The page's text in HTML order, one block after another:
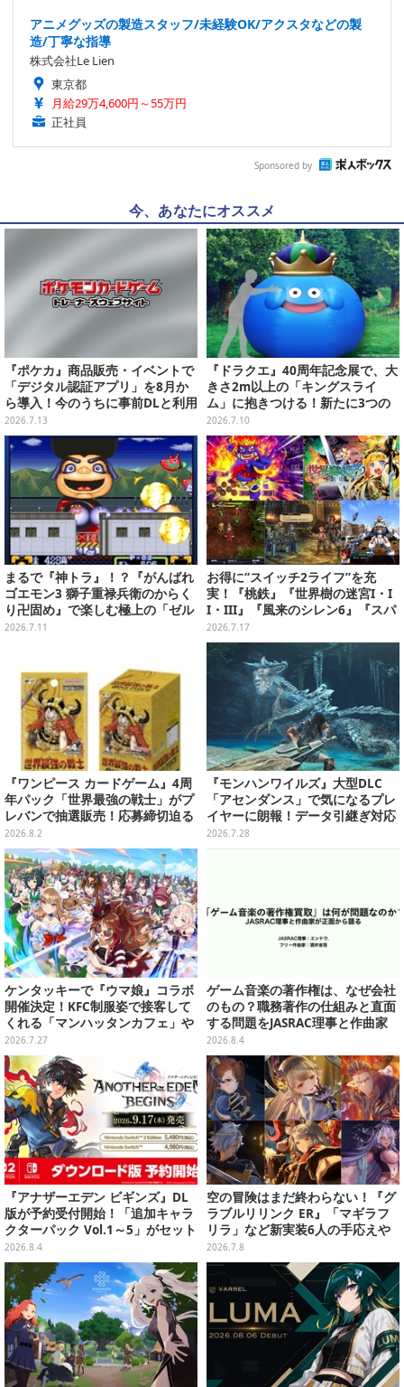
アニメグッズの製造スタッフ/未経験OK/アクスタなどの製
造/丁寧な指導
株式会社Le Lien
東京都
月給29万4,600円～55万円
正社員
Sponsored by
今、あなたにオススメ
『ポケカ』商品販売・イベントで
「デジタル認証アプリ」を8月か
ら導入！今のうちに事前DLと利用
登録をお願い
2026.7.13
『ドラクエ』40周年記念展で、大
きさ2m以上の「キングスライ
ム」に抱きつける！新たに3つの
展示や、コラボレストランが公開
2026.7.10
まるで『神トラ』！？『がんばれ
ゴエモン3 獅子重禄兵衛のからく
り卍固め』で楽しむ極上の「ゼル
ダ要素」
2026.7.11
お得に“スイッチ2ライフ”を充
実！『桃鉄』『世界樹の迷宮I・I
I・III』『風来のシレン6』『スパ
ロボY』が3,278円─ゲオ店舗のゲ
ームセールを現地調査
2026.7.17
『ワンピース カードゲーム』4周
年パック「世界最強の戦士」がプ
レバンで抽選販売！応募締切迫る
2026.8.2
『モンハンワイルズ』大型DLC
「アセンダンス」で気になるプレ
イヤーに朗報！データ引継ぎ対応
の「序盤体験版」が配信決定
2026.7.28
ケンタッキーで『ウマ娘』コラボ
開催決定！KFC制服姿で接客して
くれる「マンハッタンカフェ」や
「ダンツフレーム」たちが可愛い
2026.7.27
ゲーム音楽の著作権は、なぜ会社
のもの？職務著作の仕組みと直面
する問題をJASRAC理事と作曲家
が徹底解説【CEDEC 2026】
2026.8.4
『アナザーエデン ビギンズ』DL
版が予約受付開始！「追加キャラ
クターパック Vol.1～5」がセット
になったシーズンパスも展開
2026.8.4
空の冒険はまだ終わらない！『グ
ラブルリリンク ER』「マギラフ
リラ」など新実装6人の手応えや
新要素の数々を一挙体験─シエ
テ・ソーンとの対決は激戦極まる
【プレイレポ】
2026.7.8